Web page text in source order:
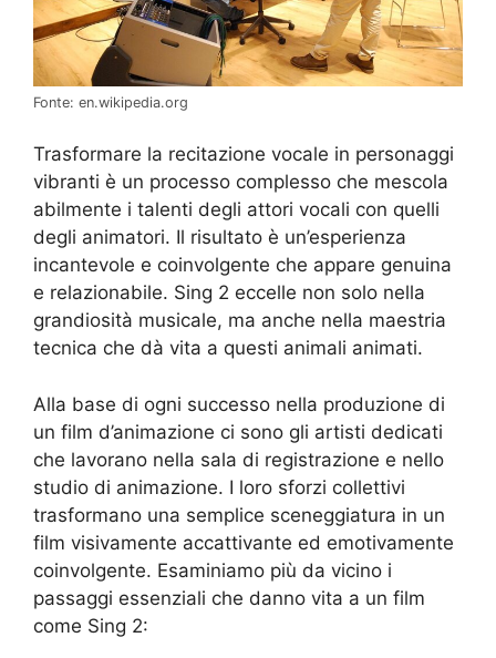
Fonte: en.wikipedia.org
Trasformare la recitazione vocale in personaggi
vibranti è un processo complesso che mescola
abilmente i talenti degli attori vocali con quelli
degli animatori. Il risultato è un’esperienza
incantevole e coinvolgente che appare genuina
e relazionabile. Sing 2 eccelle non solo nella
grandiosità musicale, ma anche nella maestria
tecnica che dà vita a questi animali animati.
Alla base di ogni successo nella produzione di
un film d’animazione ci sono gli artisti dedicati
che lavorano nella sala di registrazione e nello
studio di animazione. I loro sforzi collettivi
trasformano una semplice sceneggiatura in un
film visivamente accattivante ed emotivamente
coinvolgente. Esaminiamo più da vicino i
passaggi essenziali che danno vita a un film
come Sing 2: